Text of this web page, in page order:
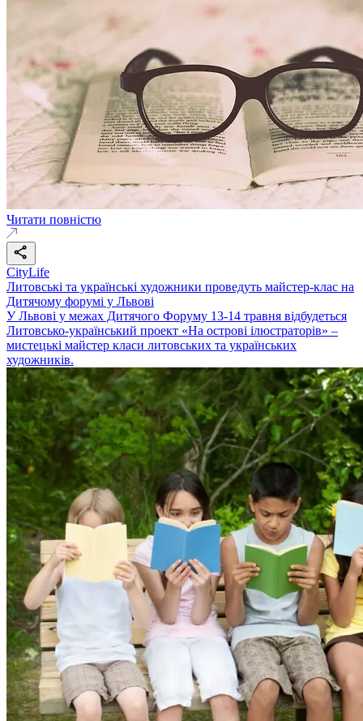
Читати повністю
CityLife
Литовські та українські художники проведуть майстер-клас на
Дитячому форумі у Львові
У Львові у межах Дитячого Форуму 13-14 травня відбудеться
Литовсько-український проект «На острові ілюстраторів» –
мистецькі майстер класи литовських та українських
художників.